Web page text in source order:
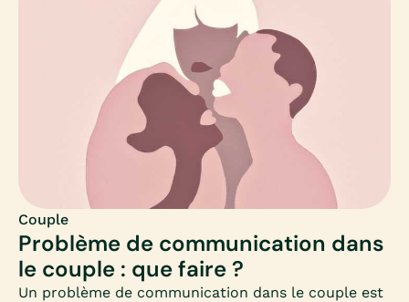
visionnage à deux, quelle est la place aujourd’hui de
la pornographie dans le couple ? Quand faut-il
s’inquiéter de la consommation de porno de son/sa
partenaire ?Le principal risque étant que l’addiction
au porno puisse prendre le pas sur la vie sexuelle.
Mia fait le point.
Couple
Problème de communication dans
le couple : que faire ?
Un problème de communication dans le couple est